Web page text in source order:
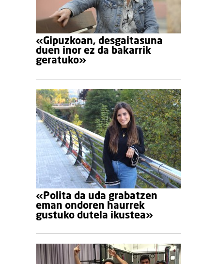
«Gipuzkoan, desgaitasuna
duen inor ez da bakarrik
geratuko»
«Polita da uda grabatzen
eman ondoren haurrek
gustuko dutela ikustea»